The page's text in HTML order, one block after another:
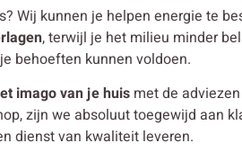
Wij kunnen je helpen energie te
, terwijl je het milieu minder
behoeften kunnen voldoen.
imago van je huis met de
zijn we absoluut toegewijd aan
dienst van kwaliteit leveren.